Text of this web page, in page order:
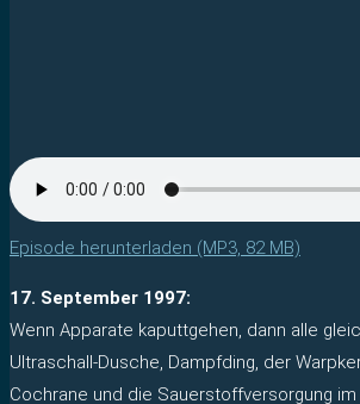
Episode herunterladen (MP3, 82 MB)
17. September 1997:
Wenn Apparate kaputtgehen, dann alle
Ultraschall-Dusche, Dampfding, der
Cochrane und die Sauerstoffversorgung im